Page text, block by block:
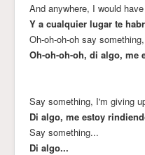
And anywhere, I would
Y a cualquier lugar te
Oh-oh-oh-oh say
Oh-oh-oh-oh, di algo, me
Say something, I'm giving
Di algo, me estoy
Say something...
Di algo...